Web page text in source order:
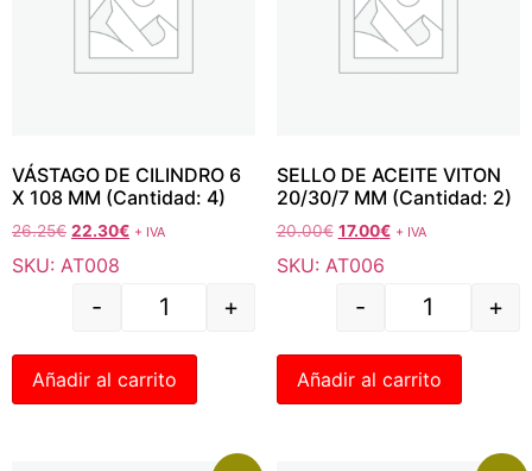
VÁSTAGO DE CILINDRO 6
X 108 MM (Cantidad: 4)
26.25€ 22.30€ + IVA
SKU: AT008
- +
Añadir al carrito
SELLO DE ACEITE VITON
20/30/7 MM (Cantidad: 2)
20.00€ 17.00€ + IVA
SKU: AT006
- +
Añadir al carrito